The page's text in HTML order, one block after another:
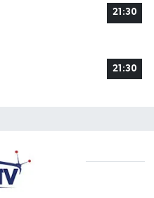
21:30
21:30